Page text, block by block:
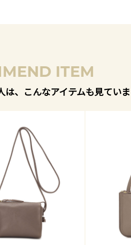
ITEM
は、こんなアイテムも見てい